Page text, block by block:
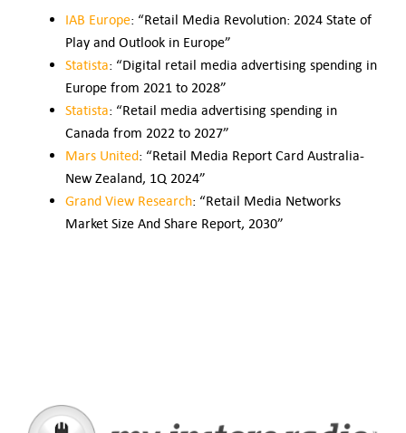
IAB Europe: “Retail Media Revolution: 2024 State of
Play and Outlook in Europe”
Statista: “Digital retail media advertising spending in
Europe from 2021 to 2028”
Statista: “Retail media advertising spending in
Canada from 2022 to 2027”
Mars United: “Retail Media Report Card Australia-
New Zealand, 1Q 2024”
Grand View Research: “Retail Media Networks
Market Size And Share Report, 2030”